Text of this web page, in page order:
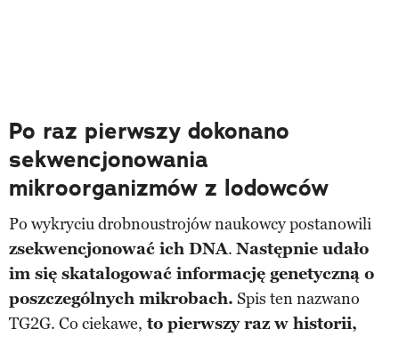
Po raz pierwszy dokonano
sekwencjonowania
mikroorganizmów z lodowców
Po wykryciu drobnoustrojów naukowcy postanowili
zsekwencjonować ich DNA. Następnie udało
im się skatalogować informację genetyczną o
poszczególnych mikrobach. Spis ten nazwano
TG2G. Co ciekawe, to pierwszy raz w historii,